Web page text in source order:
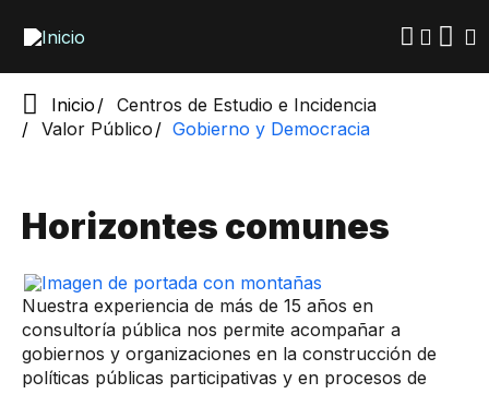
contenido
Inicio
​​​​​​​​​​Centros de Estudio ​e Incidencia
Valor Público
Gobierno y De​​mocracia
Horizontes comunes
Nuestra experiencia de más de 15 años en
consultoría pública nos permite acompañar a
gobiernos y organizaciones en la construcción de
políticas públicas participativas y en procesos de